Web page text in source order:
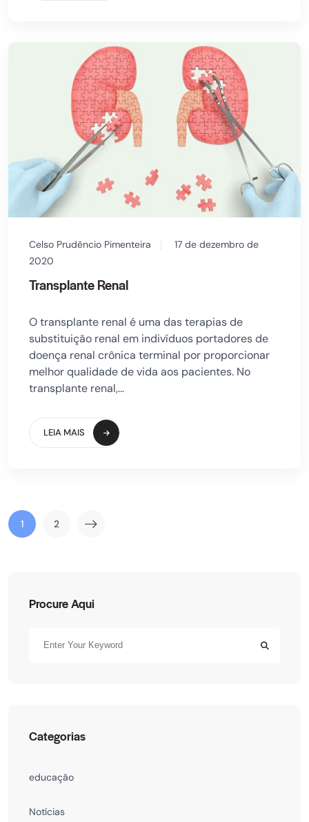
Celso Prudêncio Pimenteira
17 de dezembro de
2020
Transplante Renal
O transplante renal é uma das terapias de
substituição renal em indivíduos portadores de
doença renal crônica terminal por proporcionar
melhor qualidade de vida aos pacientes. No
transplante renal,...
LEIA MAIS
1 2
Procure Aqui
Categorias
educação
Notícias